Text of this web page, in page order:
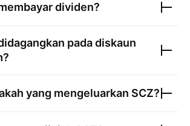
dividen?
pada diskaun
yang mengeluarkan SCZ?